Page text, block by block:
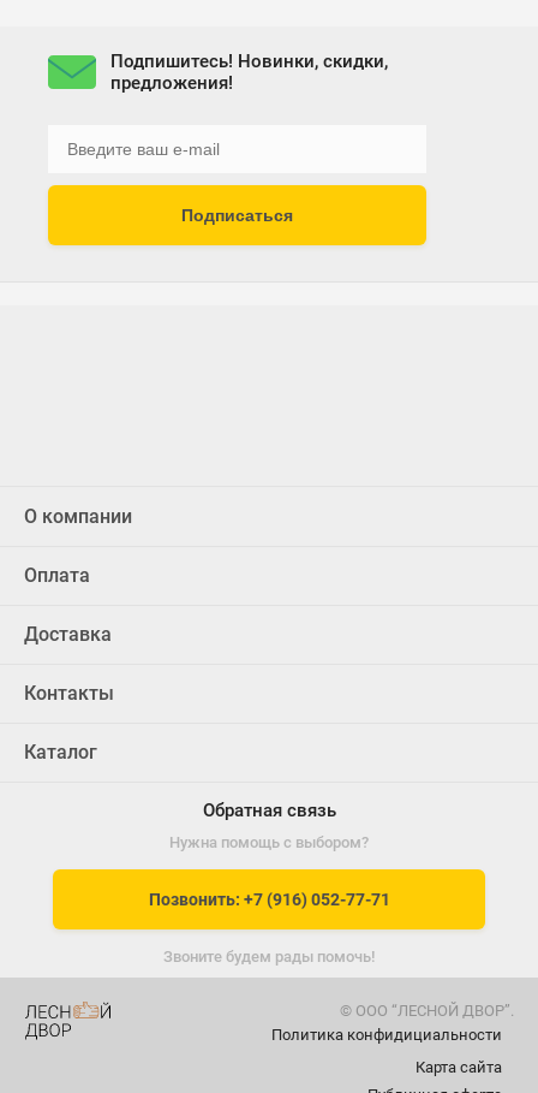
Подпишитесь! Новинки, скидки,
предложения!
Подписаться
О компании
Оплата
Доставка
Контакты
Каталог
Обратная связь
Нужна помощь с выбором?
Позвонить: +7 (916) 052-77-71
Звоните будем рады помочь!
© ООО “ЛЕСНОЙ ДВОР”.
Карта сайта
Политика конфидициальности